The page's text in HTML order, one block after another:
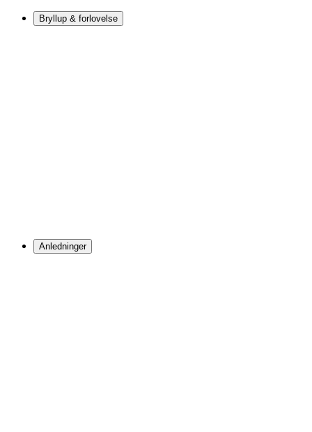
Bryllup & forlovelse
Anledninger